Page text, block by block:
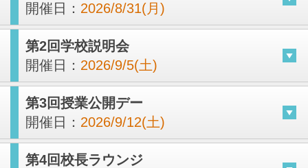
開催日： 2026/8/31(月)
第2回学校説明会
開催日： 2026/9/5(土)
第3回授業公開デー
開催日： 2026/9/12(土)
第4回校長ラウンジ